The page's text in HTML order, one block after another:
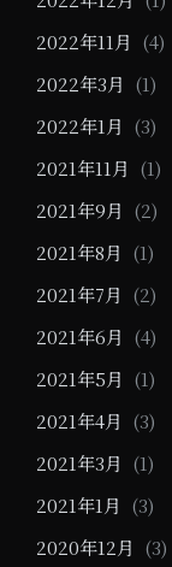
2022年11月 (4)
2022年3月 (1)
2022年1月 (3)
2021年11月 (1)
2021年9月 (2)
2021年8月 (1)
2021年7月 (2)
2021年6月 (4)
2021年5月 (1)
2021年4月 (3)
2021年3月 (1)
2021年1月 (3)
2020年12月 (3)